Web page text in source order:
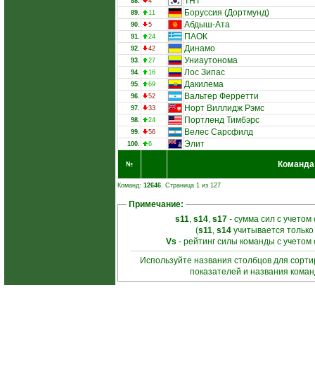
89. 11 Боруссия (Дортмунд)
90. 5 Абдыш-Ата
91. 24 ПАОК
92. 42 Динамо
93. 27 Униаутонома
94. 16 Лос Зипас
95. 69 Дакилема
96. 52 Вальтер Ферретти
97. 33 Норт Виллидж Рэмс
98. 24 Портленд Тимбэрс
99. 56 Велес Сарсфилд
100. 6 Элит
№ Команда
Команд: 12646. Страница 1 из 127
Примечание:
s11, s14, s17- сумма сил с учетом
(s11, s14 учитывается
Vs - рейтинг силы команды с
Используйте названия столбцов для
показателей и названия